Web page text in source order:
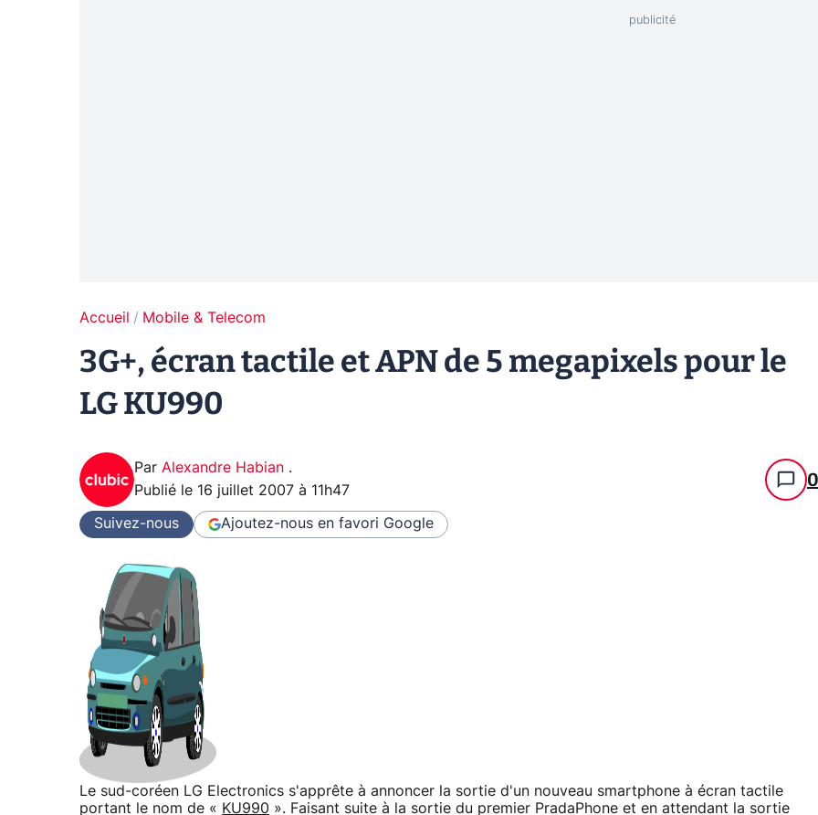
Accueil Mobile & Telecom
3G+, écran tactile et APN de 5 megapixels pour le
LG KU990
Par Alexandre Habian .
Publié le 16 juillet 2007 à 11h47 0
Suivez-nous Ajoutez-nous en favori Google
Le sud-coréen LG Electronics s'apprête à annoncer la sortie d'un nouveau smartphone à écran tactile
portant le nom de « KU990 ». Faisant suite à la sortie du premier PradaPhone et en attendant la sortie